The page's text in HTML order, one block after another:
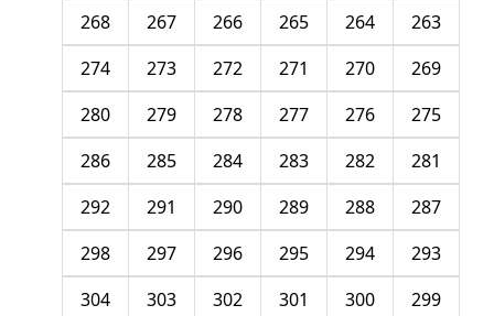
263
264
265
266
267
268
269
270
271
272
273
274
275
276
277
278
279
280
281
282
283
284
285
286
287
288
289
290
291
292
293
294
295
296
297
298
299
300
301
302
303
304